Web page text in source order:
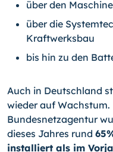
über den
über die
Kraftwerksbau
bis hin zu den
Auch in Deutschland
wieder auf
Bundesnetzagentur
dieses Jahres rund
installiert als im